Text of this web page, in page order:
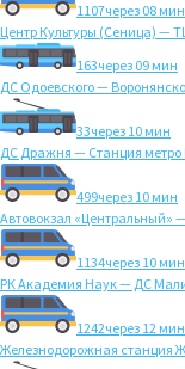
1107через 08 мин
Центр Культуры (Сеница) —
163через 09 мин
ДС Одоевского —
33через 10 мин
ДС Дражня — Станция
499через 10 мин
Автовокзал
1134через 10 мин
РК Академия Наук — ДС
1242через 12 мин
Железнодорожная станция